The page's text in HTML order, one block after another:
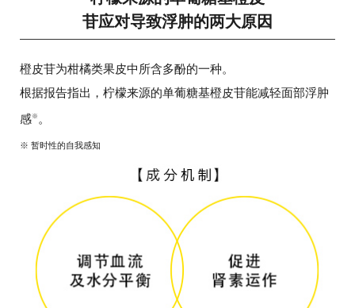
苷应对导致浮肿的两大原因
橙皮苷为柑橘类果皮中所含多酚的一种。
根据报告指出，柠檬来源的单葡糖基橙皮苷能减轻面部浮肿
感※ 。
※ 暂时性的自我感知